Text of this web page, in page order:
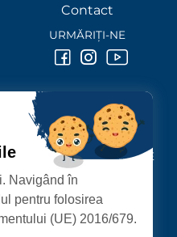
PERSONALE
M, 440026 SATU MARE
Contact
URMĂRIȚI-NE
Navigând în
pentru folosirea
(UE) 2016/679.